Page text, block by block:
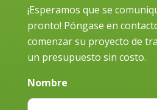
¡Esperamos que se
pronto! Póngase en
comenzar su proyecto de
un presupuesto sin costo.
Nombre